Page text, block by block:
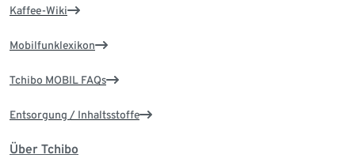
Kaffee-Wiki
Mobilfunklexikon
Tchibo MOBIL FAQs
Entsorgung / Inhaltsstoffe
Über Tchibo